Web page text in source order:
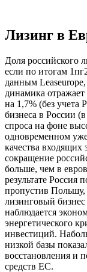
Лизинг в
Доля российского
если по итогам
данным
динамика
на 1,7% (без учета
бизнеса в России
спроса на фоне
одновременном
качества входящих
сокращение
больше, чем в
результате Россия
пропустив
лизинговый
наблюдается
энергетического
инвестиций.
низкой базы
восстановления и
средств ЕС.